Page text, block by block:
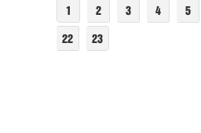
1 2 3 4 5
22
23